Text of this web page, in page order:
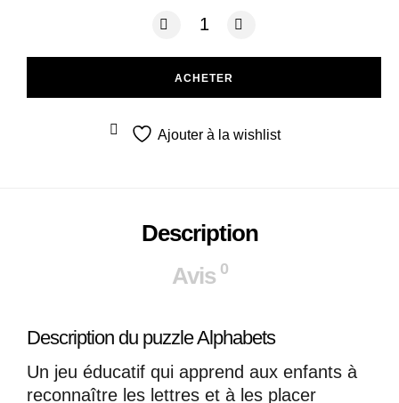
quantité de Alphabets en bois MAJ
ACHETER
Ajouter à la wishlist
Description
Avis 0
Description du puzzle Alphabets
Un jeu éducatif qui apprend aux enfants à
reconnaître les lettres et à les placer